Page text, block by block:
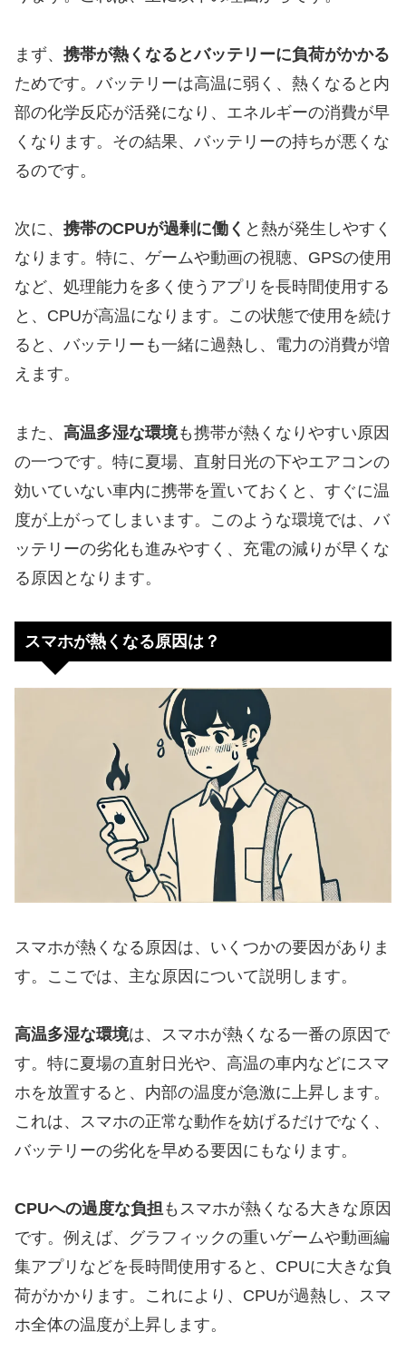
まず、 携帯が熱くなるとバッテリーに負荷がかかる
ためです。バッテリーは高温に弱く、熱くなると内
部の化学反応が活発になり、エネルギーの消費が早
くなります。その結果、バッテリーの持ちが悪くな
るのです。
次に、 携帯のCPUが過剰に働く と熱が発生しやすく
なります。特に、ゲームや動画の視聴、GPSの使用
など、処理能力を多く使うアプリを長時間使用する
と、CPUが高温になります。この状態で使用を続け
ると、バッテリーも一緒に過熱し、電力の消費が増
えます。
また、 高温多湿な環境も携帯が熱くなりやすい原因
の一つです。特に夏場、直射日光の下やエアコンの
効いていない車内に携帯を置いておくと、すぐに温
度が上がってしまいます。このような環境では、バ
ッテリーの劣化も進みやすく、充電の減りが早くな
る原因となります。
スマホが熱くなる原因は？
スマホが熱くなる原因は、いくつかの要因がありま
す。ここでは、主な原因について説明します。
高温多湿な環境は、スマホが熱くなる一番の原因で
す。特に夏場の直射日光や、高温の車内などにスマ
ホを放置すると、内部の温度が急激に上昇します。
これは、スマホの正常な動作を妨げるだけでなく、
バッテリーの劣化を早める要因にもなります。
CPUへの過度な負担もスマホが熱くなる大きな原因
です。例えば、グラフィックの重いゲームや動画編
集アプリなどを長時間使用すると、CPUに大きな負
荷がかかります。これにより、CPUが過熱し、スマ
ホ全体の温度が上昇します。